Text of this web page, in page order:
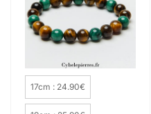
Taille du bracelet
17cm : 24.90€